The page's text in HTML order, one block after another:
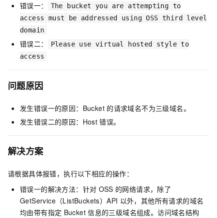
错误一：
The bucket you are attempting to
access must be addressed using OSS third level
domain
错误二：
Please use virtual hosted style to
access
问题原因
发生错误一的原因：Bucket 的请求域名不为三级域名。
发生错误二的原因：Host 错误。
解决方案
请根据具体报错，执行以下相应的操作：
错误一的解决方法：针对 OSS 的网络请求，除了
GetService（ListBuckets）API 以外，其他所有请求的域名
均由带有指定 Bucket 信息的三级域名组成。访问域名结构